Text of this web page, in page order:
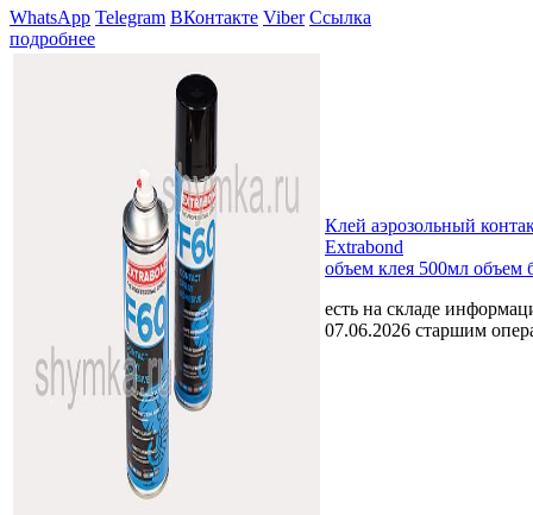
WhatsApp Telegram ВКонтакте Viber Ссылка
подробнее
Клей аэрозольный
Extrabond
объем клея 500мл объем
есть на складе
07.06.2026 старшим